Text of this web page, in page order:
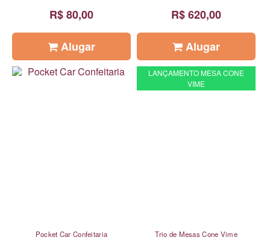
R$ 80,00
Alugar
R$ 620,00
Alugar
Pocket Car Confeitaria
LANÇAMENTO MESA CONE
VIME
Trio de Mesas Cone Vime